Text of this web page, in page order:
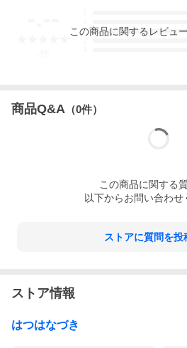
こちらは<font color="red">お取り寄せ
<font color="red">
７〜１４営業日
>
※職人の都合により表示納期より遅延
何卒ご了承くださいませ。
※工房へ直接、納期の問い合わせはお
※表示納期期間内は進捗状況等の当店
〜お詫び〜
しまい
「業務に支障がでる」とお叱りを受け
3
この商品に関するレビュ
商品Q&A （0件）
この商品に関する
以下からお問い合わせ
ストアに質問を投
ストア情報
はつはなづき